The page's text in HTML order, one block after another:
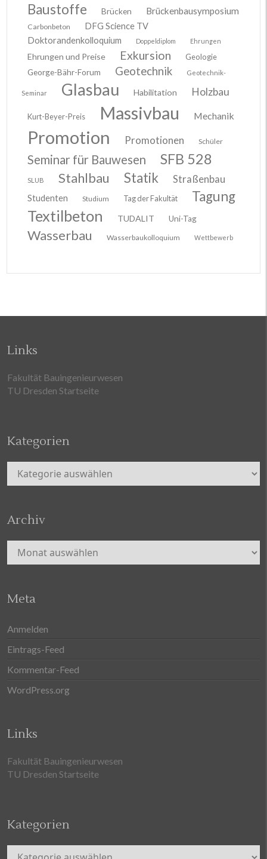
Baustoffe Brücken Brückenbausymposium
Carbonbeton
DFG Science TV
Doktorandenkolloquium
Doppeldiplom Ehrungen
Ehrungen und Preise Exkursion
Geologie
George-Bähr-Forum
Geotechnik Geotechnik-
Seminar Glasbau Habilitation Holzbau
Kurt-Beyer-Preis Massivbau Mechanik
Promotion Promotionen Schüler
Seminar für Bauwesen SFB 528
SLUB Stahlbau Statik Straßenbau
Studenten Studium Tag der Fakultät Tagung
Textilbeton TUDALIT Uni-Tag
Wasserbau Wasserbaukolloquium Wettbewerb
Links
Fakultät Bauingenieurwesen
TU Dresden Startseite
Kategorien
Kategorien
Archiv
Archiv
Meta
Anmelden
Eintrags-Feed
Kommentar-Feed
WordPress.org
Links
Fakultät Bauingenieurwesen
TU Dresden Startseite
Kategorien
Kategorien